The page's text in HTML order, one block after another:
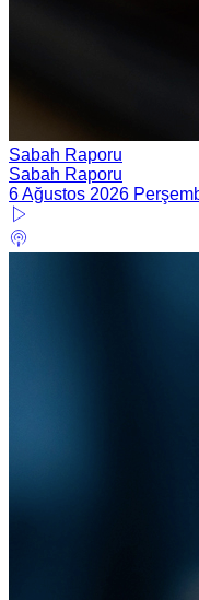
Sabah Raporu
Sabah Raporu
6 Ağustos 2026